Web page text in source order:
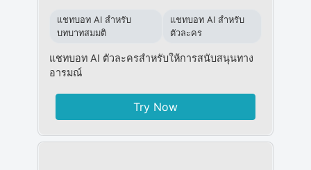
แชทบอท AI สำหรับ
บทบาทสมมติ
แชทบอท AI สำหรับ
ตัวละคร
แชทบอท AI ตัวละครสำหรับให้การสนับสนุนทาง
อารมณ์
Try Now